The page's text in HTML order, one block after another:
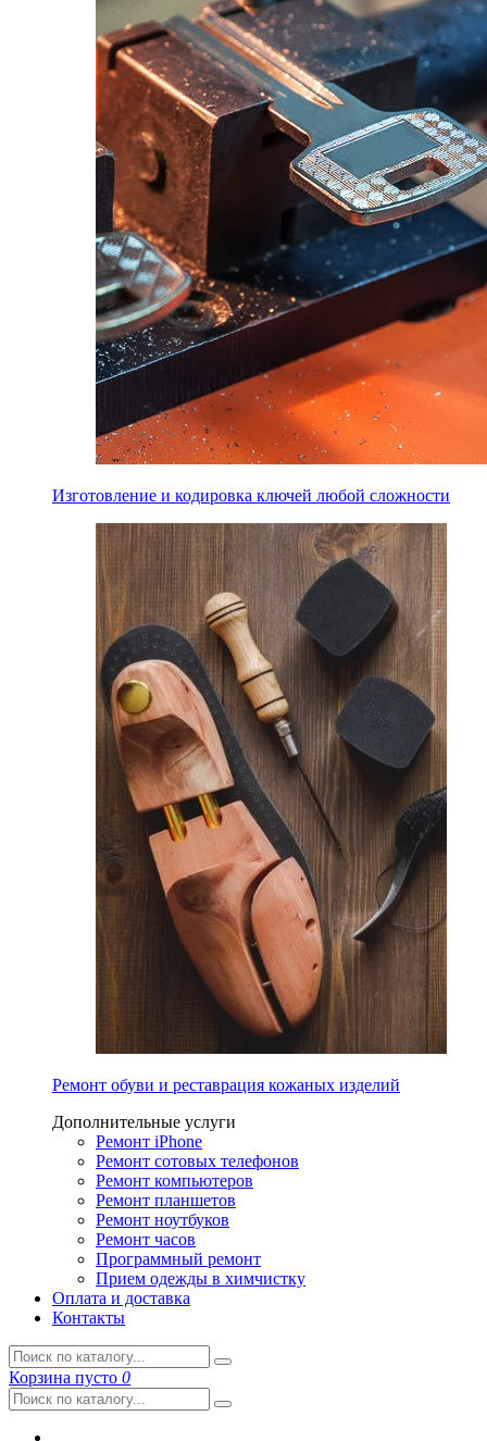
Изготовление и кодировка ключей любой сложности
Ремонт обуви и реставрация кожаных изделий
Дополнительные услуги
Ремонт iPhone
Ремонт сотовых телефонов
Ремонт компьютеров
Ремонт планшетов
Ремонт ноутбуков
Ремонт часов
Программный ремонт
Прием одежды в химчистку
Оплата и доставка
Контакты
Корзина пусто 0